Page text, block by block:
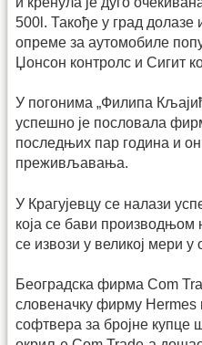
500l. Такође у град долазе
опреме за аутомобиле
Џонсон контролс и Сигит
У погонима „Филипа
успешно је пословала
последњих пар година и
преживљавања.
У Крагујевцу се налази
која се бави
се извози у великој мери
Београдска фирма Com
словеначку фирму Hermes
софтвера за бројне купце